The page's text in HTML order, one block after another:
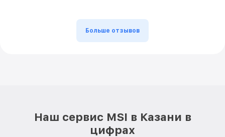
Больше отзывов
Наш сервис MSI в Казани в
цифрах